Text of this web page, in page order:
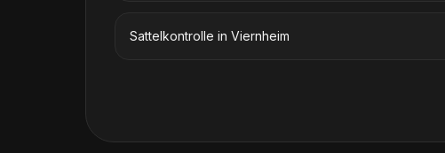
Sattelkontrolle in Viernheim